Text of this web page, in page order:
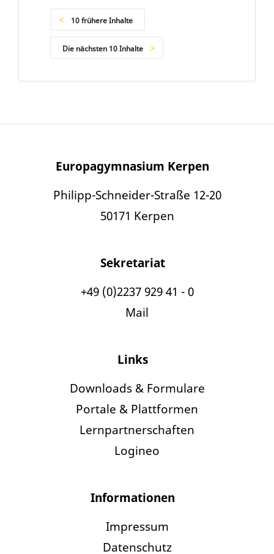
10 frühere Inhalte
Die nächsten 10 Inhalte
Europagymnasium Kerpen
Philipp-Schneider-Straße 12-20
50171 Kerpen
Sekretariat
+49 (0)2237 929 41 - 0
Mail
Links
Downloads & Formulare
Portale & Plattformen
Lernpartnerschaften
Logineo
Informationen
Impressum
Datenschutz